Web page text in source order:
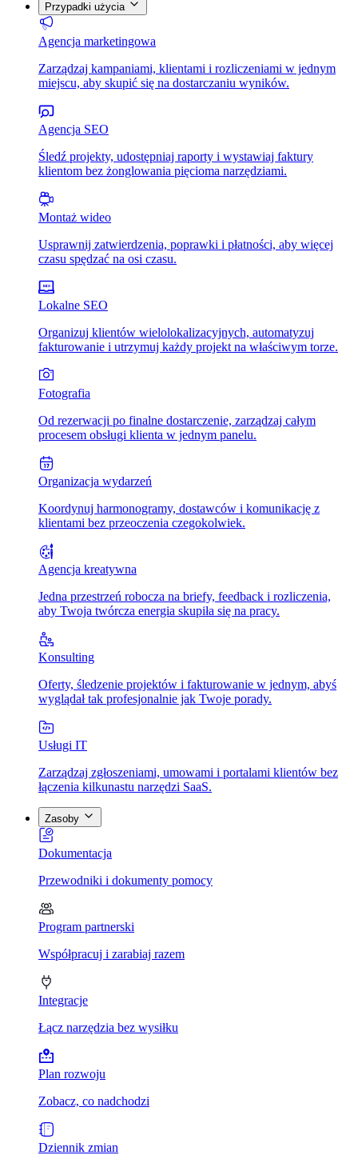
Przypadki użycia
Agencja marketingowa
Zarządzaj kampaniami, klientami i rozliczeniami w jednym
miejscu, aby skupić się na dostarczaniu wyników.
Agencja SEO
Śledź projekty, udostępniaj raporty i wystawiaj faktury
klientom bez żonglowania pięcioma narzędziami.
Montaż wideo
Usprawnij zatwierdzenia, poprawki i płatności, aby więcej
czasu spędzać na osi czasu.
Lokalne SEO
Organizuj klientów wielolokalizacyjnych, automatyzuj
fakturowanie i utrzymuj każdy projekt na właściwym torze.
Fotografia
Od rezerwacji po finalne dostarczenie, zarządzaj całym
procesem obsługi klienta w jednym panelu.
Organizacja wydarzeń
Koordynuj harmonogramy, dostawców i komunikację z
klientami bez przeoczenia czegokolwiek.
Agencja kreatywna
Jedna przestrzeń robocza na briefy, feedback i rozliczenia,
aby Twoja twórcza energia skupiła się na pracy.
Konsulting
Oferty, śledzenie projektów i fakturowanie w jednym, abyś
wyglądał tak profesjonalnie jak Twoje porady.
Usługi IT
Zarządzaj zgłoszeniami, umowami i portalami klientów bez
łączenia kilkunastu narzędzi SaaS.
Zasoby
Dokumentacja
Przewodniki i dokumenty pomocy
Program partnerski
Współpracuj i zarabiaj razem
Integracje
Łącz narzędzia bez wysiłku
Plan rozwoju
Zobacz, co nadchodzi
Dziennik zmian